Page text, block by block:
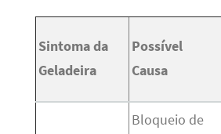
Sintoma da
Geladeira
Possível
Causa
Bloqueio de